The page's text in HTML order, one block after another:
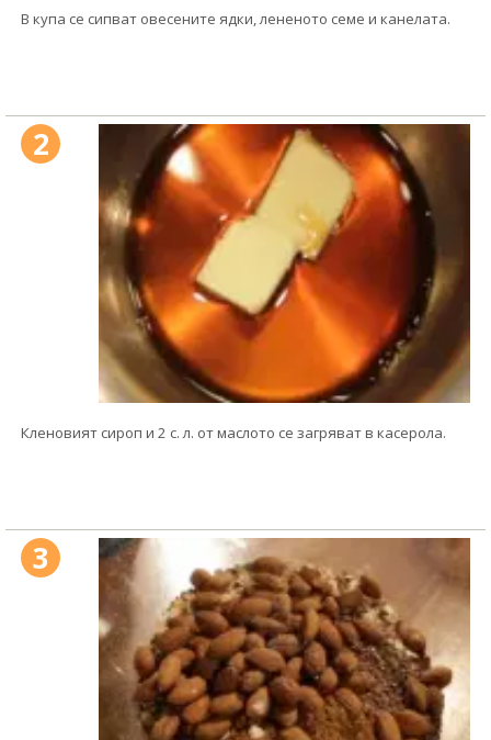
В купа се сипват овесените ядки, лененото семе и канелата.
2
Кленовият сироп и 2 с. л. от маслото се загряват в касерола.
3